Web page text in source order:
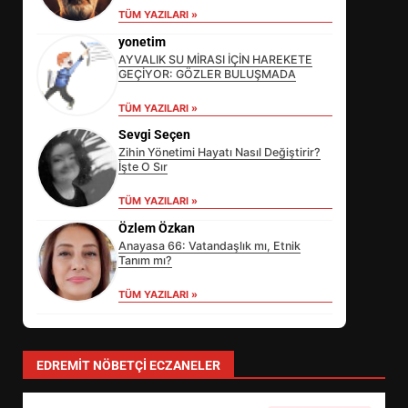
TÜM YAZILARI »
yonetim
AYVALIK SU MİRASI İÇİN HAREKETE
GEÇİYOR: GÖZLER BULUŞMADA
TÜM YAZILARI »
Sevgi Seçen
Zihin Yönetimi Hayatı Nasıl Değiştirir?
İşte O Sır
TÜM YAZILARI »
Özlem Özkan
Anayasa 66: Vatandaşlık mı, Etnik
Tanım mı?
TÜM YAZILARI »
EDREMIT NÖBETÇI ECZANELER
3
EİB’DE KRİTİK ATAMA:
SÜRDÜRÜLEBİLİRLİKTE NE
DEĞİŞECEK?
4